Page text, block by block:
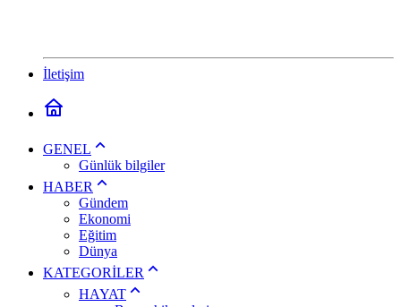
İletişim
GENEL
Günlük bilgiler
HABER
Gündem
Ekonomi
Eğitim
Dünya
KATEGORİLER
HAYAT